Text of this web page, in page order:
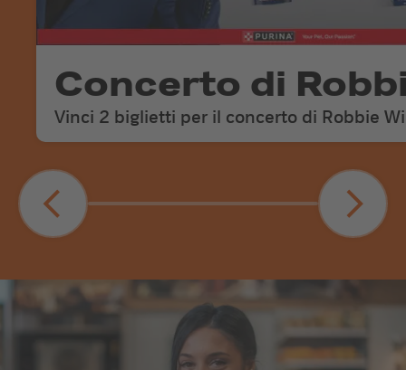
Concerto di
Vinci 2 biglietti per il concerto di Robbie